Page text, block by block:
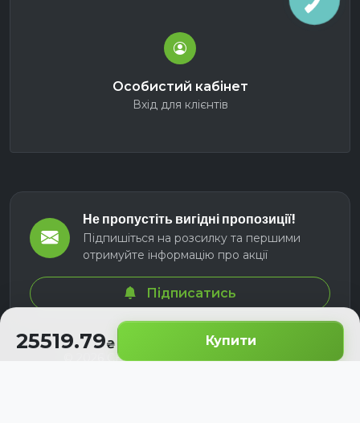
25519.79 Купити
Особистий кабінет
Вхід для клієнтів
Не пропустіть вигідні пропозиції!
Підпишіться на розсилку та першими
отримуйте інформацію про акції
Підписатись
© 2026 СЕЛМ АГРО. Всі права захищені.